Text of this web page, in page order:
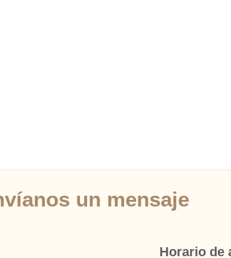
un mensaje
Horario de